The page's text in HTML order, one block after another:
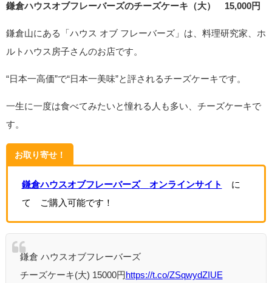
鎌倉ハウスオブフレーバーズのチーズケーキ（大） 15,000円
鎌倉山にある「ハウス オブ フレーバーズ」は、料理研究家、ホ
ルトハウス房子さんのお店です。
“日本一高価”で“日本一美味”と評されるチーズケーキです。
一生に一度は食べてみたいと憧れる人も多い、チーズケーキで
す。
お取り寄せ！
鎌倉ハウスオブフレーバーズ オンラインサイト
に
て ご購入可能です！
鎌倉 ハウスオブフレーバーズ
チーズケーキ(大) 15000円 https://t.co/ZSqwydZIUE